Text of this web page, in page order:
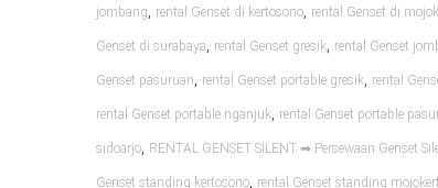
jombang, rental Genset di kertosono, rental Genset di
Genset di surabaya, rental Genset gresik, rental Genset
Genset pasuruan, rental Genset portable gresik, rental
rental Genset portable nganjuk, rental Genset portable
sidoarjo, RENTAL GENSET SILENT ➡ Persewaan Genset
Genset standing kertosono, rental Genset standing